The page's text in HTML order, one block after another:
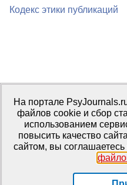
Кодекс этики публикаций
Портал психологических
Правила использования
Свидетельство регистрации
2016 г.
Издатель: ФГБОУ ВО МГППУ
На портале
файлов cookie и сбор
использованием
повысить качество
сайтом, вы соглашаетесь